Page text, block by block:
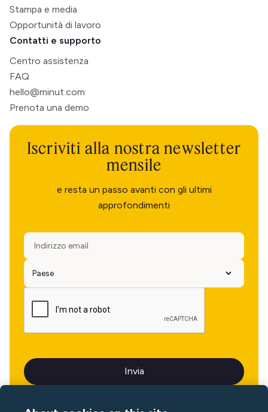
Stampa e media
Opportunità di lavoro
Contatti e supporto
Centro assistenza
FAQ
hello@minut.com
Prenota una demo
Iscriviti alla nostra newsletter
mensile
e resta un passo avanti con gli ultimi
approfondimenti